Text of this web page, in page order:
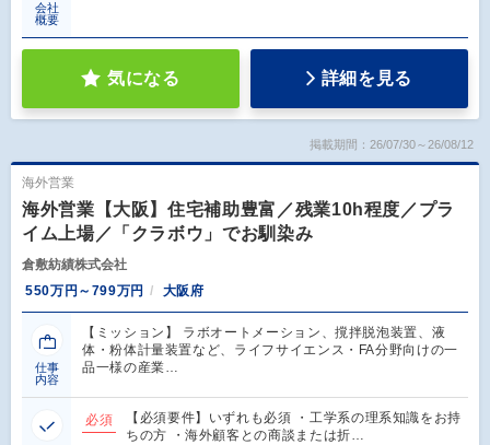
会社
概要
気になる 詳細を見る
掲載期間：26/07/30～26/08/12
海外営業
海外営業【大阪】住宅補助豊富／残業10h程度／プラ
イム上場／「クラボウ」でお馴染み
倉敷紡績株式会社
550万円～799万円
大阪府
仕事
内容
【ミッション】 ラボオートメーション、撹拌脱泡装置、液
体・粉体計量装置など、ライフサイエンス・FA分野向けの一
品一様の産業…
必須
【必須要件】いずれも必須 ・工学系の理系知識をお持
ちの方 ・海外顧客との商談または折…